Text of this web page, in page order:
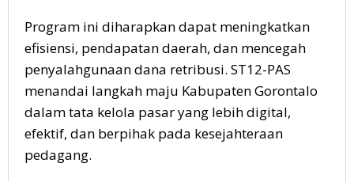
Program ini diharapkan dapat meningkatkan
efisiensi, pendapatan daerah, dan mencegah
penyalahgunaan dana retribusi. ST12-PAS
menandai langkah maju Kabupaten Gorontalo
dalam tata kelola pasar yang lebih digital,
efektif, dan berpihak pada kesejahteraan
pedagang.